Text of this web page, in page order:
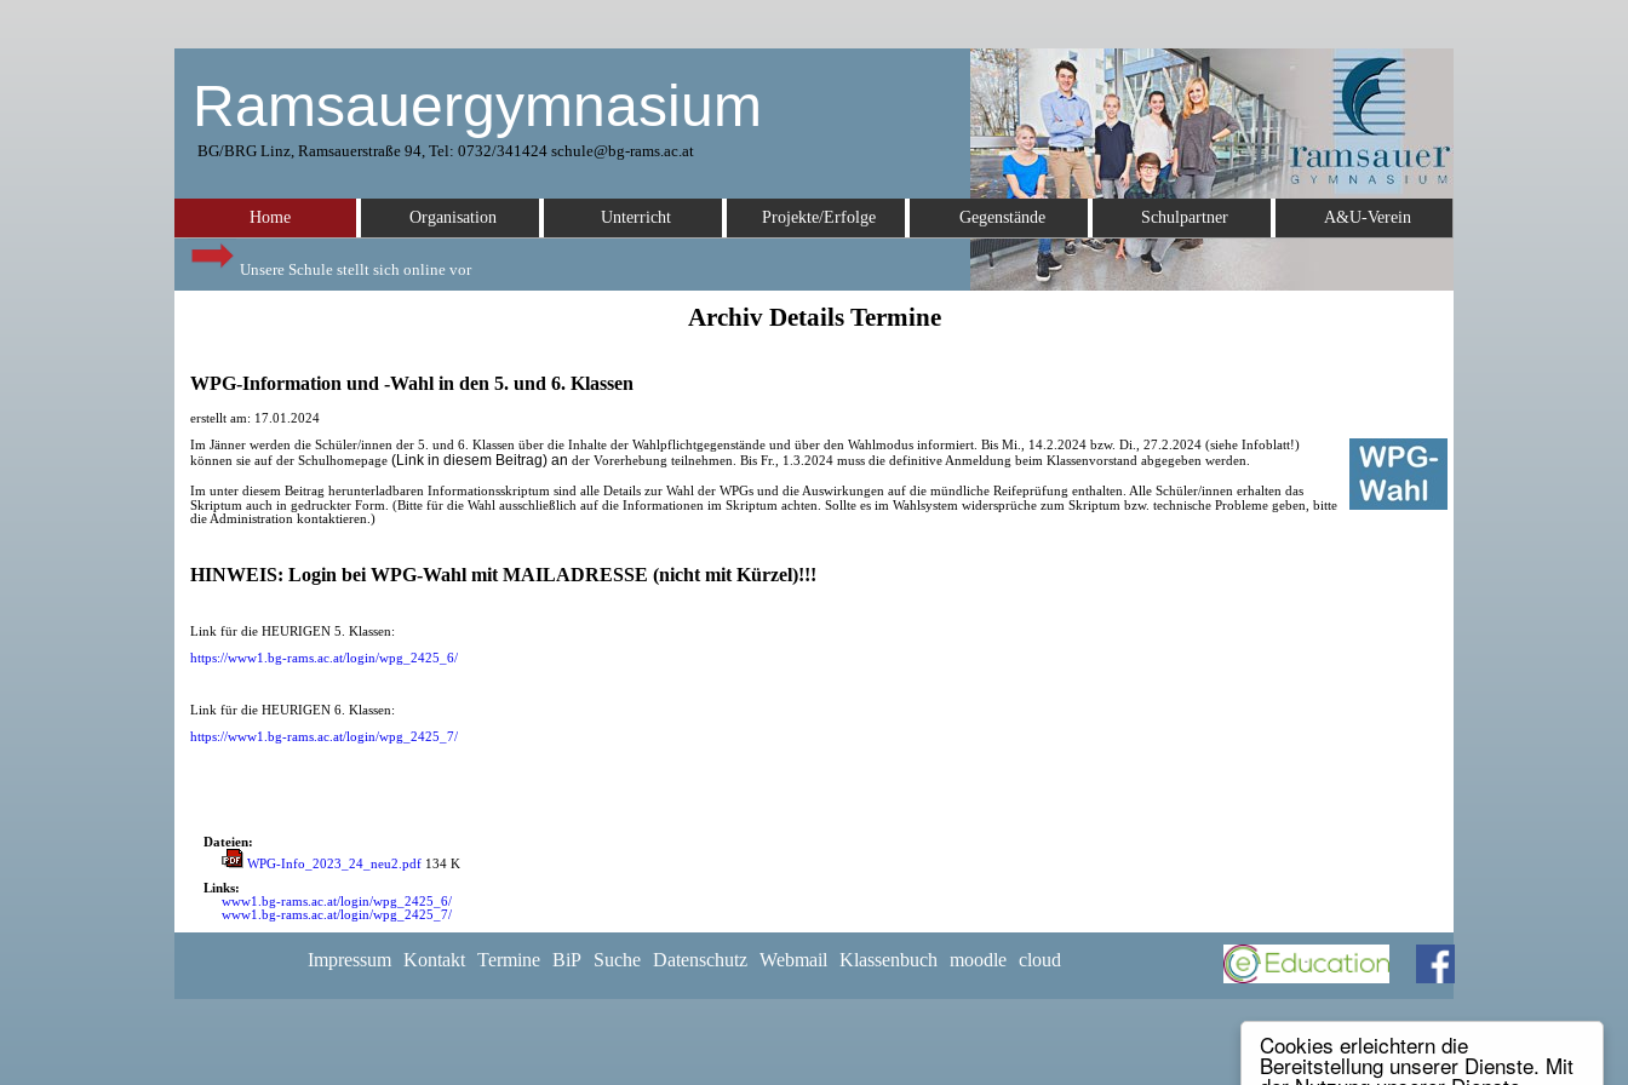
Cookies erleichtern die
Bereitstellung unserer Dienste. Mit
Ramsauergymnasium
BG/BRG Linz, Ramsauerstraße 94, Tel: 0732/341424 schule@bg-rams.ac.at
Unsere Schule stellt sich online vor
Home Organisation Unterricht Projekte/Erfolge Gegenstände Schulpartner A&U-Verein
Archiv Details Termine
WPG-Information und -Wahl in den 5. und 6. Klassen
erstellt am: 17.01.2024
Im Jänner werden die Schüler/innen der 5. und 6. Klassen über die Inhalte der Wahlpflichtgegenstände und über den Wahlmodus informiert. Bis Mi., 14.2.2024 bzw. Di., 27.2.2024 (siehe Infoblatt!)
können sie auf der Schulhomepage (Link in diesem Beitrag) an der Vorerhebung teilnehmen. Bis Fr., 1.3.2024 muss die definitive Anmeldung beim Klassenvorstand abgegeben werden.
Im unter diesem Beitrag herunterladbaren Informationsskriptum sind alle Details zur Wahl der WPGs und die Auswirkungen auf die mündliche Reifeprüfung enthalten. Alle Schüler/innen erhalten das
Skriptum auch in gedruckter Form. (Bitte für die Wahl ausschließlich auf die Informationen im Skriptum achten. Sollte es im Wahlsystem widersprüche zum Skriptum bzw. technische Probleme geben, bitte
die Administration kontaktieren.)
HINWEIS: Login bei WPG-Wahl mit MAILADRESSE (nicht mit Kürzel)!!!
Link für die HEURIGEN 5. Klassen:
https://www1.bg-rams.ac.at/login/wpg_2425_6/
Link für die HEURIGEN 6. Klassen:
https://www1.bg-rams.ac.at/login/wpg_2425_7/
Dateien:
WPG-Info_2023_24_neu2.pdf 134 K
Links:
www1.bg-rams.ac.at/login/wpg_2425_6/
www1.bg-rams.ac.at/login/wpg_2425_7/
<- Zurück zu: Termine-Archiv-Liste
Impressum Kontakt Termine BiP Suche Datenschutz Webmail Klassenbuch moodle cloud